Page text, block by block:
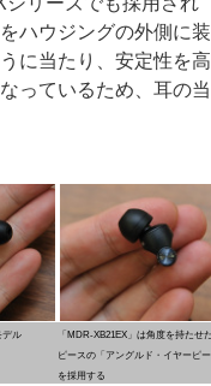
ハウジングの外側に装
に当たり、安定性を高
っているため、耳の当
デル
「MDR-XB21EX」は角度を持たせ
ピースの「アングルド・イヤーピ
を採用する